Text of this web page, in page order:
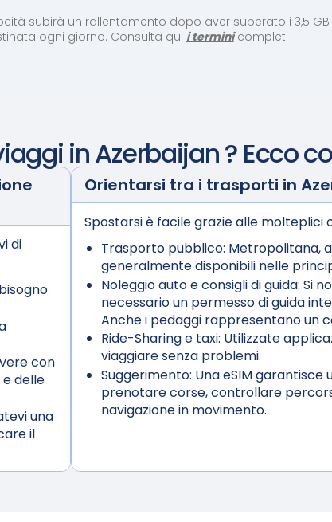
subirà un rallentamento dopo aver superato i 3,5
ogni giorno. Consulta qui i terminicompleti
inAzerbaijan? Ecco
di
con
delle
una
il
Orientarsi tra i trasporti in
Spostarsi è facile grazie alle molteplici
Trasporto pubblico: Metropolitana,
generalmente disponibili nelle
Noleggio auto e consigli di guida: Si
necessario un permesso di guida
Anche i pedaggi rappresentano un
Ride-Sharing e taxi: Utilizzate
viaggiare senza problemi.
Suggerimento: Una eSIM
prenotare corse, controllare
navigazione in movimento.